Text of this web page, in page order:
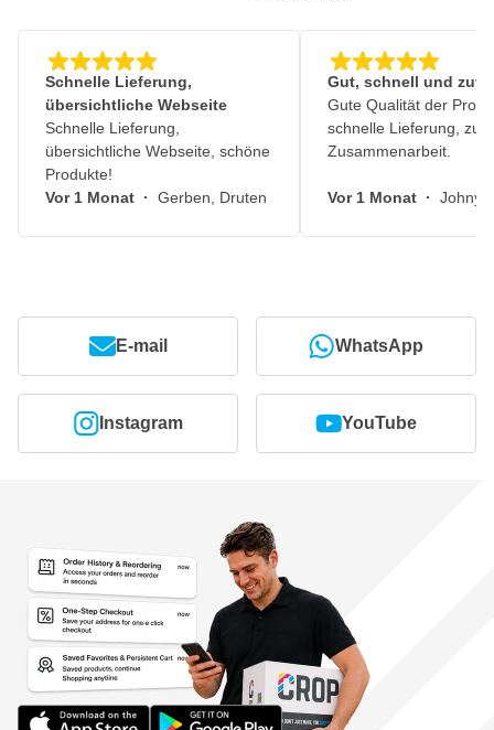
Schnelle Lieferung,
übersichtliche Webseite
Schnelle Lieferung,
übersichtliche Webseite, schöne
Produkte!
Vor 1 Monat · Gerben, Druten
Gut, schnell und
Gute Qualität der
schnelle Lieferung,
Zusammenarbeit.
Vor 1 Monat · Johny,
E-mail WhatsApp
Instagram YouTube